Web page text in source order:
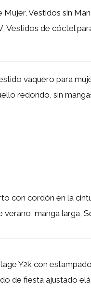
Mujer, Vestidos sin
Vestidos de cóctel
vaquero para
redondo, sin
con cordón en la
verano, manga larga,
Y2k con
de fiesta ajustado